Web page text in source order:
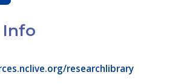
Info
researchlibrary